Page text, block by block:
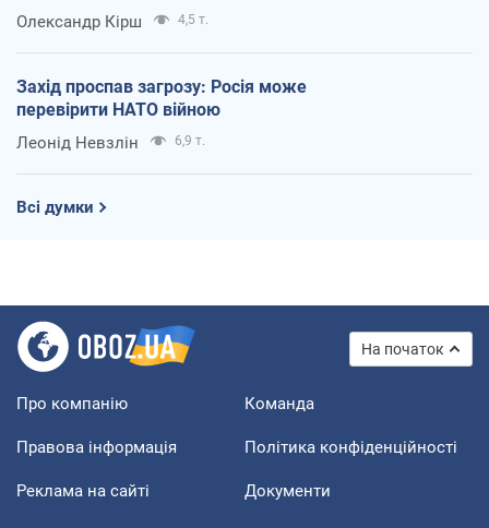
Олександр Кірш 4,5 т.
Захід проспав загрозу: Росія може
перевірити НАТО війною
Леонід Невзлін 6,9 т.
Всі думки
На початок
Про компанію Команда
Правова інформація Політика конфіденційності
Реклама на сайті Документи